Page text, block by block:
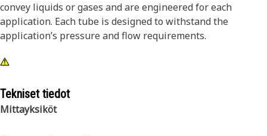
convey liquids or gases and are engineered for each
application. Each tube is designed to withstand the
application’s pressure and flow requirements.
Tekniset tiedot
Mittayksiköt